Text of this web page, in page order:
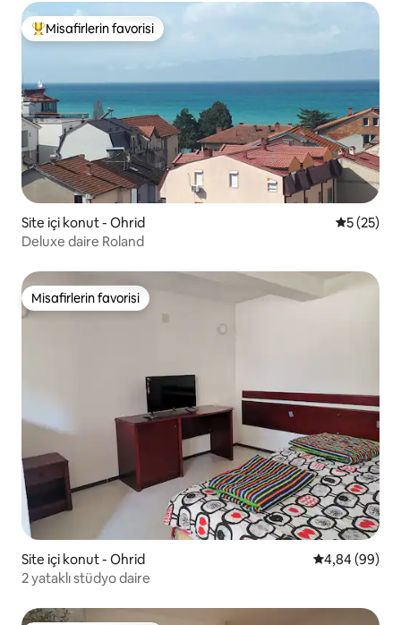
Misafirlerin favorilerinden en beğenilenler arasında
Misafirlerin favorisi
Site içi konut - Ohrid 55 (25)
Deluxe daire Roland
Misafirlerin favorisi
Misafirlerin favorisi
Site içi konut - Ohrid 5 üzerinden
4,84 (99)
2 yataklı stüdyo daire